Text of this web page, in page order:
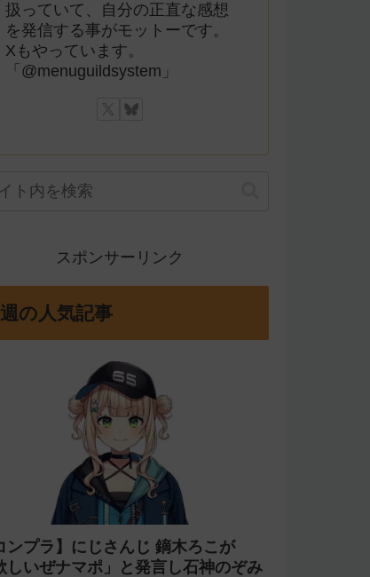
扱っていて、自分の正直な感想
を発信する事がモットーです。
Xもやっています。
「@menuguildsystem」
スポンサーリンク
の人気記事
ンプラ】にじさんじ 鏑木ろこが
しいぜナマポ」と発言し石神のぞみ